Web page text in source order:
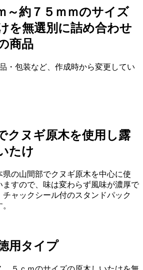
～約７５ｍｍのサイズ
を無選別に詰め合わせ
商品
・包装など、作成時から変更してい
クヌギ原木を使用し露
たけ
の山間部でクヌギ原木を中心に使
ますので、味は変わらず風味が濃厚で
ャックシール付のスタンドパック
用タイプ